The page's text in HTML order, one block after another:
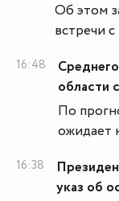
Об этом
встречи
16:48
области
По
ожидает
16:38
указ об